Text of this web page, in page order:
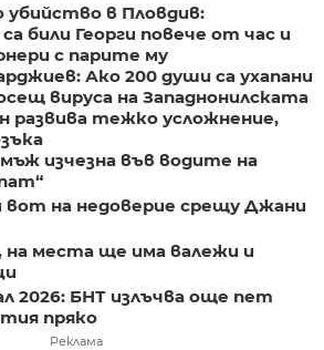
в Пловдив:
били Георги повече от час и
с парите му
Ако 200 души са ухапани
вируса на Западнонилската
развива тежко усложнение,
изчезна във водите на
на недоверие срещу Джани
на места ще има валежи и
2026: БНТ излъчва още пет
пряко
Реклама